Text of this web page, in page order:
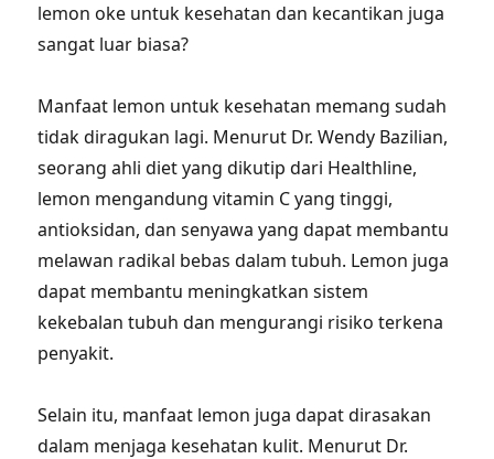
lemon oke untuk kesehatan dan kecantikan juga
sangat luar biasa?
Manfaat lemon untuk kesehatan memang sudah
tidak diragukan lagi. Menurut Dr. Wendy Bazilian,
seorang ahli diet yang dikutip dari Healthline,
lemon mengandung vitamin C yang tinggi,
antioksidan, dan senyawa yang dapat membantu
melawan radikal bebas dalam tubuh. Lemon juga
dapat membantu meningkatkan sistem
kekebalan tubuh dan mengurangi risiko terkena
penyakit.
Selain itu, manfaat lemon juga dapat dirasakan
dalam menjaga kesehatan kulit. Menurut Dr.